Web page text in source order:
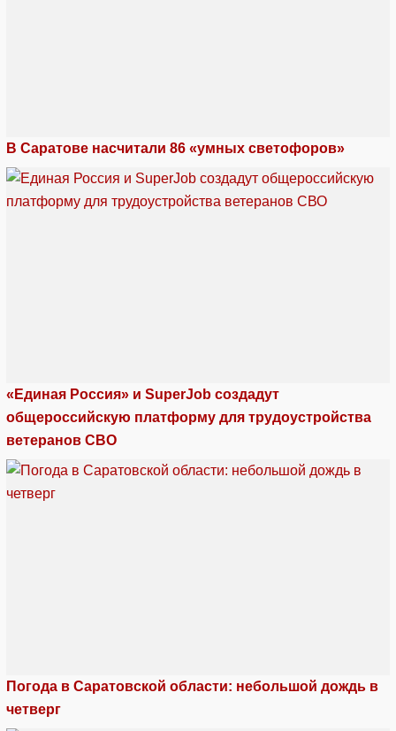
В Саратове насчитали 86 «умных светофоров»
«Единая Россия» и SuperJob создадут
общероссийскую платформу для трудоустройства
ветеранов СВО
Погода в Саратовской области: небольшой дождь в
четверг